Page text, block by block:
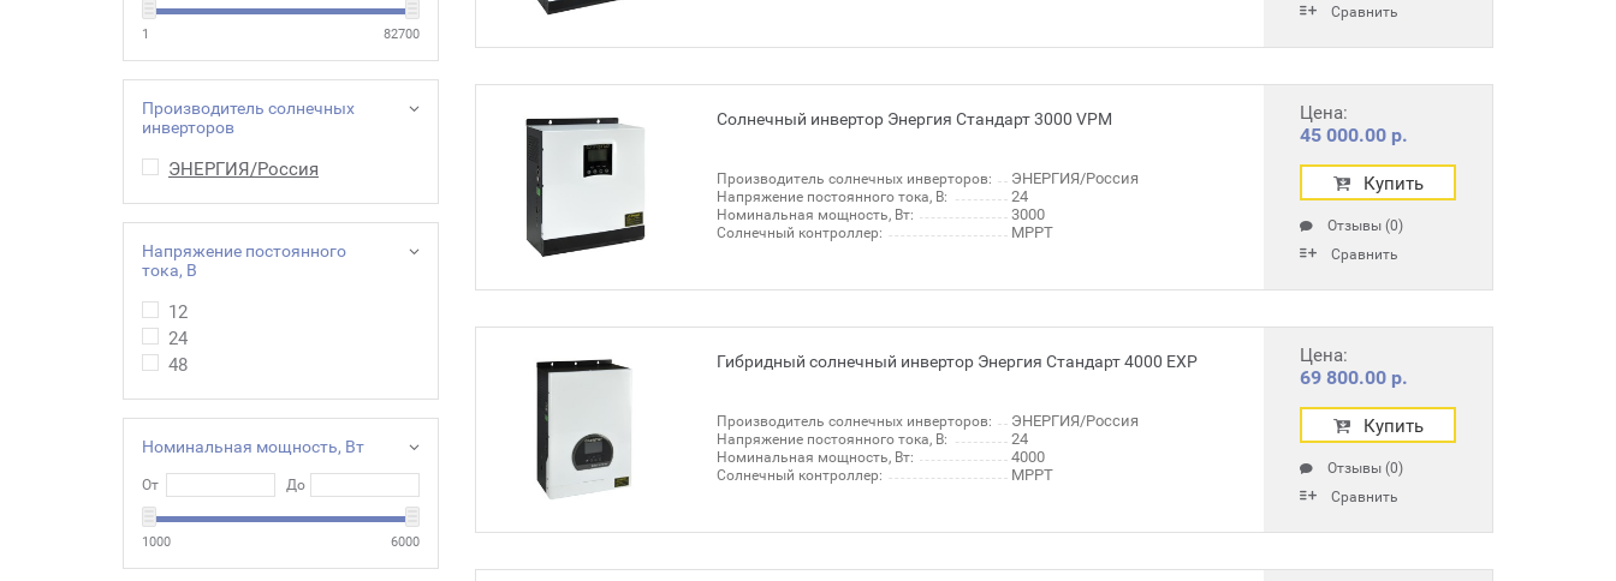
1 82700
Производитель солнечных
инверторов
ЭНЕРГИЯ/Россия
Напряжение постоянного
тока, В
12
24
48
Номинальная мощность, Вт
От До
1000 6000
Сравнить
Солнечный инвертор Энергия Стандарт 3000 VPM
Производитель солнечных инверторов: ЭНЕРГИЯ/Россия
Напряжение постоянного тока, В: 24
Номинальная мощность, Вт: 3000
Солнечный контроллер: MPPT
Цена:
45 000.00 р.
Купить
Отзывы (0)
Сравнить
Гибридный солнечный инвертор Энергия Стандарт 4000 EXP
Производитель солнечных инверторов: ЭНЕРГИЯ/Россия
Напряжение постоянного тока, В: 24
Номинальная мощность, Вт: 4000
Солнечный контроллер: MPPT
Цена:
69 800.00 р.
Купить
Отзывы (0)
Сравнить